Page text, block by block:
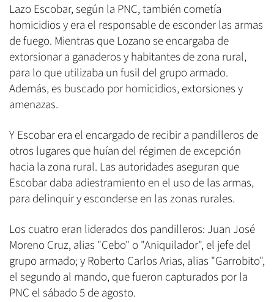
Lazo Escobar, según la PNC, también cometía
homicidios y era el responsable de esconder las armas
de fuego. Mientras que Lozano se encargaba de
extorsionar a ganaderos y habitantes de zona rural,
para lo que utilizaba un fusil del grupo armado.
Además, es buscado por homicidios, extorsiones y
amenazas.
Y Escobar era el encargado de recibir a pandilleros de
otros lugares que huían del régimen de excepción
hacia la zona rural. Las autoridades aseguran que
Escobar daba adiestramiento en el uso de las armas,
para delinquir y esconderse en las zonas rurales.
Los cuatro eran liderados dos pandilleros: Juan José
Moreno Cruz, alias "Cebo" o "Aniquilador", el jefe del
grupo armado; y Roberto Carlos Arias, alias "Garrobito",
el segundo al mando, que fueron capturados por la
PNC el sábado 5 de agosto.